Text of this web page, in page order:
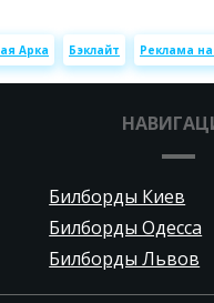
Арка Бэклайт Реклама
Билборды Львов
Билборды Киев
Билборды Одесса